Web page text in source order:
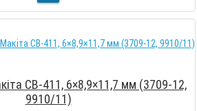
CB-411, 6×8,9×11,7 мм (3709-12,
9910/11)